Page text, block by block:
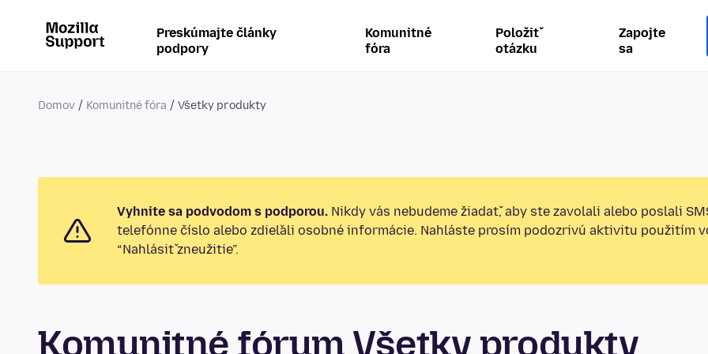
Preskúmajte články
podpory
Komunitné
fóra
Položiť
otázku
Zapojte
sa
Domov Komunitné fóra Všetky produkty
Vyhnite sa podvodom s podporou. Nikdy vás nebudeme žiadať, aby ste zavolali alebo poslali
telefónne číslo alebo zdieľali osobné informácie. Nahláste prosím podozrivú aktivitu použitím
“Nahlásiť zneužitie”.
Komunitné fórum Všetky produkty